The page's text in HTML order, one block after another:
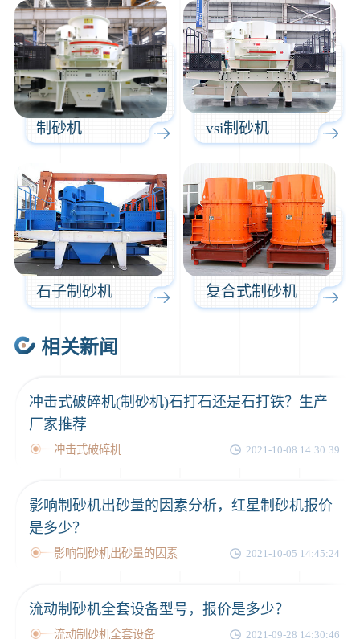
2分钟前 王先生留言：建一条石料破碎生产线，规模300吨/小时，提供设备选型和报价。
5分钟前 陈先生留言：每小时100吨建筑垃圾粉碎机？推荐用什么型号？
制砂机 vsi制砂机
石子制砂机 复合式制砂机
相关新闻
冲击式破碎机(制砂机)石打石还是石打铁？生产
厂家推荐
冲击式破碎机 2021-10-08 14:30:39
影响制砂机出砂量的因素分析，红星制砂机报价
是多少？
影响制砂机出砂量的因素 2021-10-05 14:45:24
流动制砂机全套设备型号，报价是多少？
流动制砂机全套设备 2021-09-28 14:30:46